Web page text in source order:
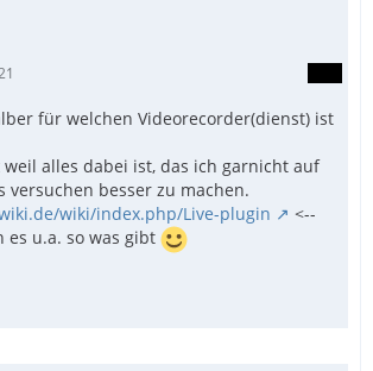
für welchen Videorecorder(dienst) ist
weil alles dabei ist, das ich garnicht auf
versuchen besser zu machen.
wiki/index.php/Live-plugin
<--
u.a. so was gibt